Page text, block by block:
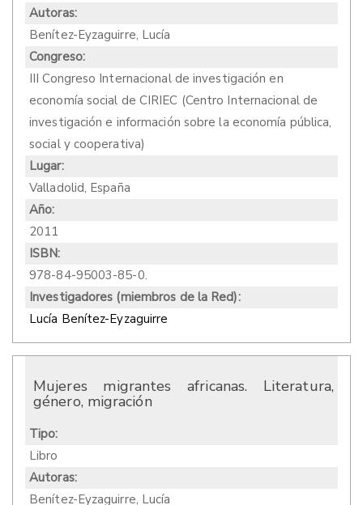
Autoras:
Benítez-Eyzaguirre, Lucía
Congreso:
III Congreso Internacional de investigación en
economía social de CIRIEC (Centro Internacional de
investigación e información sobre la economía pública,
social y cooperativa)
Lugar:
Valladolid, España
Año:
2011
ISBN:
978-84-95003-85-0.
Investigadores (miembros de la Red):
Lucía Benítez-Eyzaguirre
Mujeres migrantes africanas. Literatura,
género, migración
Tipo:
Libro
Autoras:
Benítez-Eyzaguirre, Lucía